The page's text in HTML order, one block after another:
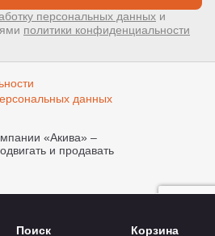
данных
«Акива» –
и продавать
персональных данных и
политики конфиденциальности
Поиск Корзина